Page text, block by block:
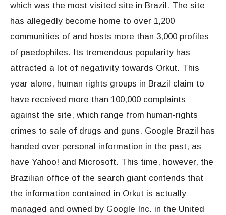
which was the most visited site in Brazil. The site
has allegedly become home to over 1,200
communities of and hosts more than 3,000 profiles
of paedophiles. Its tremendous popularity has
attracted a lot of negativity towards Orkut. This
year alone, human rights groups in Brazil claim to
have received more than 100,000 complaints
against the site, which range from human-rights
crimes to sale of drugs and guns. Google Brazil has
handed over personal information in the past, as
have Yahoo! and Microsoft. This time, however, the
Brazilian office of the search giant contends that
the information contained in Orkut is actually
managed and owned by Google Inc. in the United